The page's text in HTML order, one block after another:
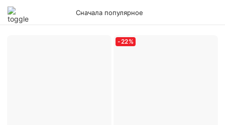
Сначала популярное
-22%